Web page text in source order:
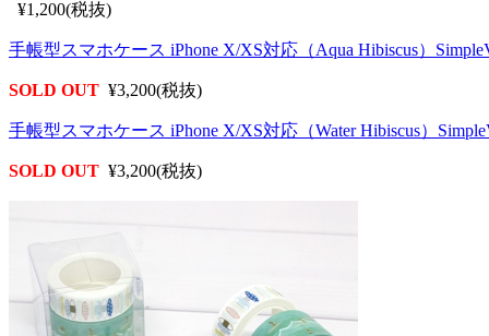
¥1,200(税抜)
手帳型スマホケース iPhone X/XS対応（Aqua Hibiscus）
SOLD OUT ¥3,200(税抜)
手帳型スマホケース iPhone X/XS対応（Water Hibiscus）
SOLD OUT ¥3,200(税抜)